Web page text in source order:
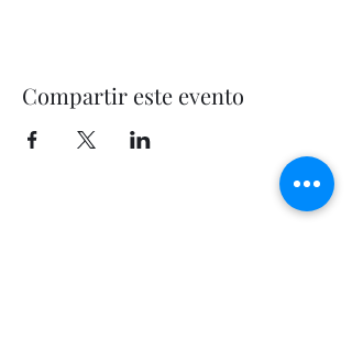
Compartir este evento